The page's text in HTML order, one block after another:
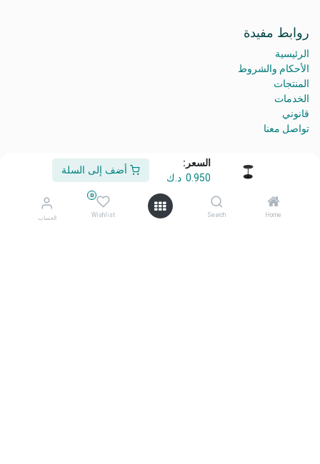
السعر:
0.950 د.ك
أضف إلى السلة
Home
Search
0
Wishlist الحساب
روابط مفيدة
الرئيسية
الأحكام والشروط
المنتجات
الخدمات
قانوني
تواصل معنا
أهلًا وسهلًا بكم في شركة معرض أفكاري